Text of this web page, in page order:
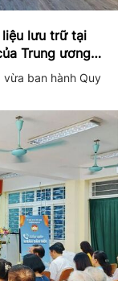
lưu trữ tại
Trung ương
ban hành Quy